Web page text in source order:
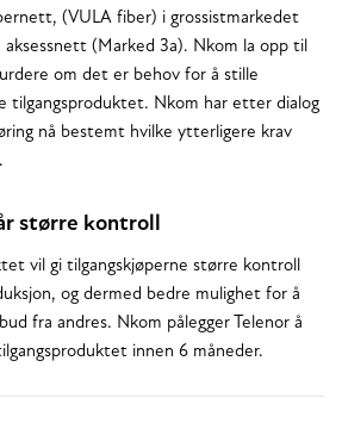
(VULA fiber) i grossistmarkedet
(Marked 3a). Nkom la opp til
om det er behov for å stille
tilgangsproduktet. Nkom har etter dialog
nå bestemt hvilke ytterligere krav
større kontroll
vil gi tilgangskjøperne større kontroll
og dermed bedre mulighet for å
fra andres. Nkom pålegger Telenor å
innen 6 måneder.